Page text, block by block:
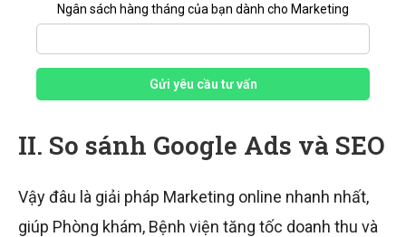
Ngân sách hàng tháng của bạn dành cho Marketing
Gửi yêu cầu tư vấn
II. So sánh Google Ads và SEO
Vậy đâu là giải pháp Marketing online nhanh nhất,
giúp Phòng khám, Bệnh viện tăng tốc doanh thu và